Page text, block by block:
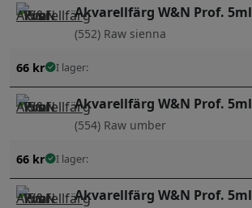
Akvarellfärg W&N Prof. 5ml
(552) Raw sienna
66 kr I lager:
Akvarellfärg W&N Prof. 5ml
(554) Raw umber
66 kr I lager:
Akvarellfärg W&N Prof. 5ml